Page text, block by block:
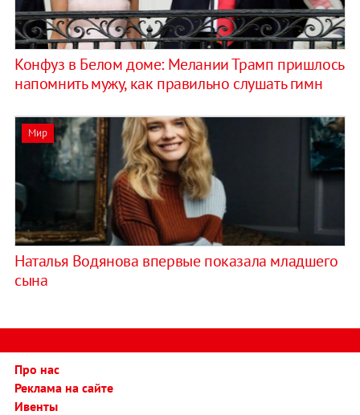
Конфуз в Белом доме: Мелании Трамп пришлось
напомнить мужу, как правильно слушать гимн
Мир
Наталья Водянова впервые показала младшего
сына
Про нас
Реклама на сайте
Ивенты